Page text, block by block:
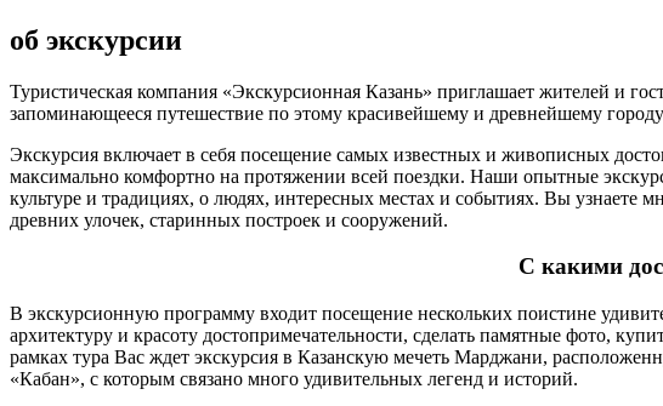
об экскурсии
Туристическая компания «Экскурсионная Казань» приглашает жителей и
запоминающееся путешествие по этому красивейшему и древнейшему
Экскурсия включает в себя посещение самых известных и живописных
максимально комфортно на протяжении всей поездки. Наши опытные
культуре и традициях, о людях, интересных местах и событиях. Вы узнаете
древних улочек, старинных построек и сооружений.
С какими
В экскурсионную программу входит посещение нескольких поистине
архитектуру и красоту достопримечательности, сделать памятные фото,
рамках тура Вас ждет экскурсия в Казанскую мечеть Марджани,
«Кабан», с которым связано много удивительных легенд и историй.